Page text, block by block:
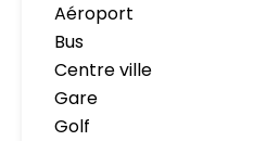
Aéroport
Bus
Centre ville
Gare
Golf